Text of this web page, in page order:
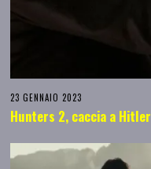
23 GENNAIO 2023
Hunters 2, caccia a Hitler